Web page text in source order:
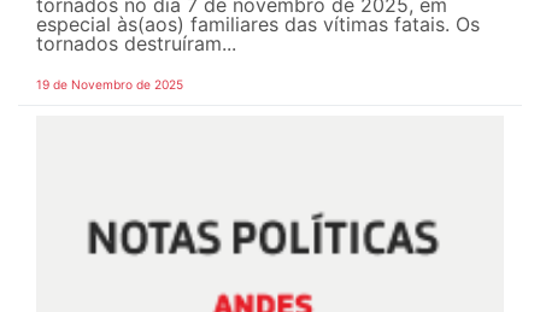
tornados no dia 7 de novembro de 2025, em
especial às(aos) familiares das vítimas fatais. Os
tornados destruíram...
19 de Novembro de 2025